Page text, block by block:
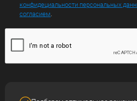
конфидециальности персональных
согласием